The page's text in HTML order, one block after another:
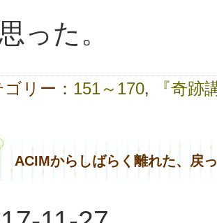
った。
リー： 151～170,
『奇跡
ACIMからしばらく離れた、戻